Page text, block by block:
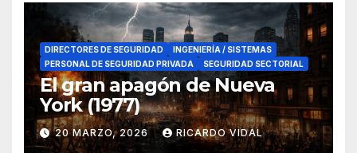
DIRECTORES DE SEGURIDAD
INGENIERÍA / SISTEMAS
PERSONAL DE SEGURIDAD PRIVADA
SEGURIDAD SECTORIAL
El gran apagón de Nueva
York (1977)
20 MARZO, 2026 RICARDO VIDAL